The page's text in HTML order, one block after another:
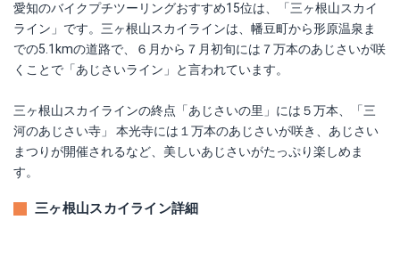
愛知のバイクプチツーリングおすすめ15位は、「三ヶ根山スカイ
ライン」です。三ヶ根山スカイラインは、幡豆町から形原温泉ま
での5.1kmの道路で、６月から７月初旬には７万本のあじさいが咲
くことで「あじさいライン」と言われています。
三ヶ根山スカイラインの終点「あじさいの里」には５万本、「三
河のあじさい寺」 本光寺には１万本のあじさいが咲き、あじさい
まつりが開催されるなど、美しいあじさいがたっぷり楽しめま
す。
三ヶ根山スカイライン詳細